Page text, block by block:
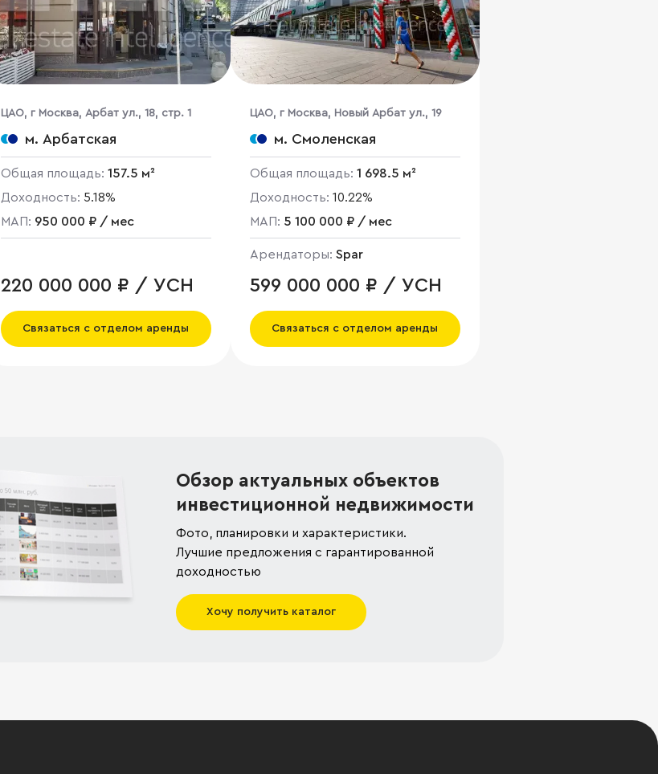
ЦАО, г Москва, Арбат ул., 18, стр. 1
м. Арбатская
Общая площадь: 157.5 м²
Доходность: 5.18%
МАП: 950 000 ₽ / мес
220 000 000 ₽ / УСН
Связаться с отделом аренды
ЦАО, г Москва, Новый Арбат ул., 19
м. Смоленская
Общая площадь: 1 698.5 м²
Доходность: 10.22%
МАП: 5 100 000 ₽ / мес
Арендаторы: Spar
599 000 000 ₽ / УСН
Связаться с отделом аренды
Обзор актуальных объектов
инвестиционной недвижимости
Фото, планировки и характеристики.
Лучшие предложения с гарантированной
доходностью
Хочу получить каталог